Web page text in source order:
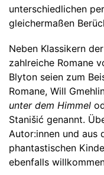
unterschiedlichen
gleichermaßen
Neben Klassikern
zahlreiche Romane
Blyton seien zum
Romane, Will
unter dem Himmel
Stanišić genannt.
Autor:innen und aus
phantastischen
ebenfalls